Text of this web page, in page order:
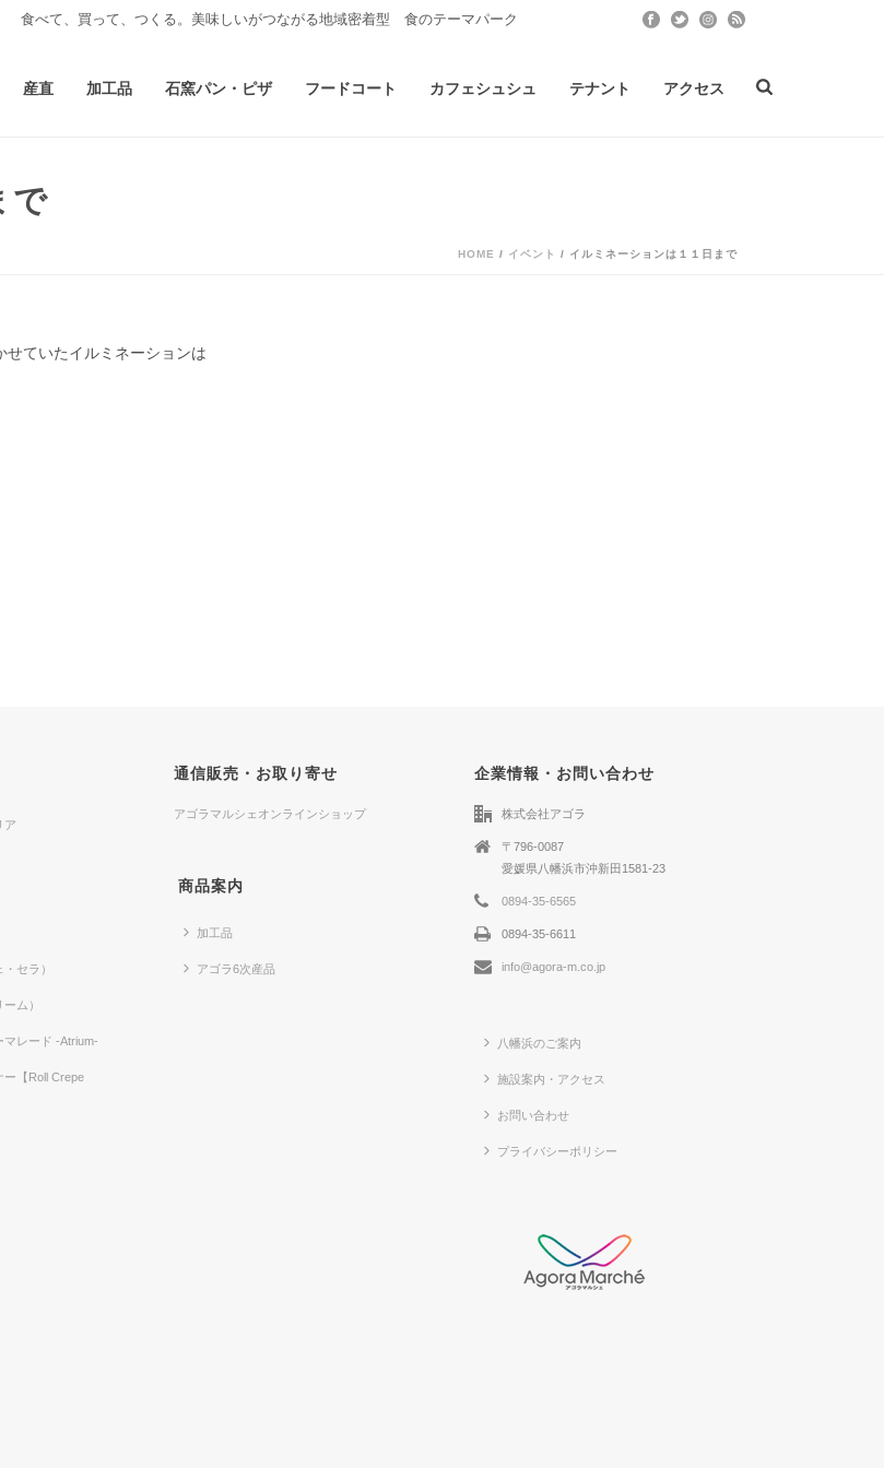
べて、買って、つくる。美味しいがつながる地域密着型 食のテーマパーク
産直 加工品 石窯パン・ピザ フードコート カフェシュシュ テナント アクセス
で
HOME / イベント / イルミネーションは１１日まで
ていたイルミネーションは
ア
セラ）
ム）
マレード -Atrium-
ー【Roll Crepe
通信販売・お取り寄せ
アゴラマルシェオンラインショップ
商品案内
加工品
アゴラ6次産品
企業情報・お問い合わせ
株式会社アゴラ
〒796-0087
愛媛県八幡浜市沖新田1581-23
0894-35-6565
0894-35-6611
info@agora-m.co.jp
八幡浜のご案内
施設案内・アクセス
お問い合わせ
プライバシーポリシー